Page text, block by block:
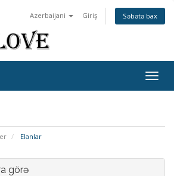
Azerbaijani Giriş Səbətə bax
Elanlar
görə